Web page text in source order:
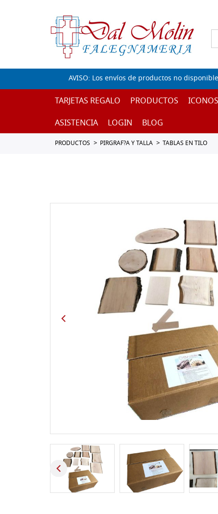
AVISO: Los envíos de productos no
TARJETAS REGALO PRODUCTOS
ASISTENCIA
LOGIN BLOG
PRODUCTOS PIRGRAF?A Y TALLA TABLAS EN TILO